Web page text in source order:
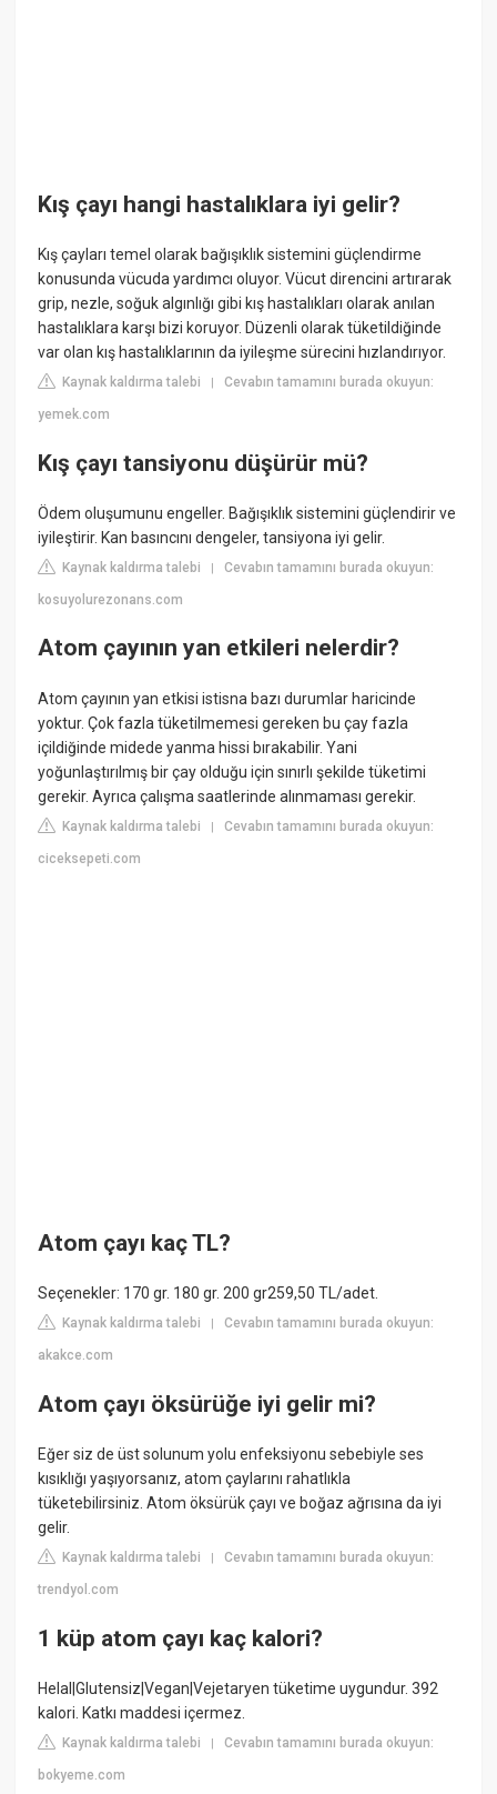
Kış çayı hangi hastalıklara iyi gelir?
Kış çayları temel olarak bağışıklık sistemini güçlendirme
konusunda vücuda yardımcı oluyor. Vücut direncini artırarak
grip, nezle, soğuk algınlığı gibi kış hastalıkları olarak anılan
hastalıklara karşı bizi koruyor. Düzenli olarak tüketildiğinde
var olan kış hastalıklarının da iyileşme sürecini hızlandırıyor.
Kaynak kaldırma talebi |Cevabın tamamını burada okuyun:
yemek.com
Kış çayı tansiyonu düşürür mü?
Ödem oluşumunu engeller. Bağışıklık sistemini güçlendirir ve
iyileştirir. Kan basıncını dengeler, tansiyona iyi gelir.
Kaynak kaldırma talebi |Cevabın tamamını burada okuyun:
kosuyolurezonans.com
Atom çayının yan etkileri nelerdir?
Atom çayının yan etkisi istisna bazı durumlar haricinde
yoktur. Çok fazla tüketilmemesi gereken bu çay fazla
içildiğinde midede yanma hissi bırakabilir. Yani
yoğunlaştırılmış bir çay olduğu için sınırlı şekilde tüketimi
gerekir. Ayrıca çalışma saatlerinde alınmaması gerekir.
Kaynak kaldırma talebi |Cevabın tamamını burada okuyun:
ciceksepeti.com
Atom çayı kaç TL?
Seçenekler: 170 gr. 180 gr. 200 gr259,50 TL/adet.
Kaynak kaldırma talebi |Cevabın tamamını burada okuyun:
akakce.com
Atom çayı öksürüğe iyi gelir mi?
Eğer siz de üst solunum yolu enfeksiyonu sebebiyle ses
kısıklığı yaşıyorsanız, atom çaylarını rahatlıkla
tüketebilirsiniz. Atom öksürük çayı ve boğaz ağrısına da iyi
gelir.
Kaynak kaldırma talebi |Cevabın tamamını burada okuyun:
trendyol.com
1 küp atom çayı kaç kalori?
Helal|Glutensiz|Vegan|Vejetaryen tüketime uygundur. 392
kalori. Katkı maddesi içermez.
Kaynak kaldırma talebi |Cevabın tamamını burada okuyun:
bokyeme.com